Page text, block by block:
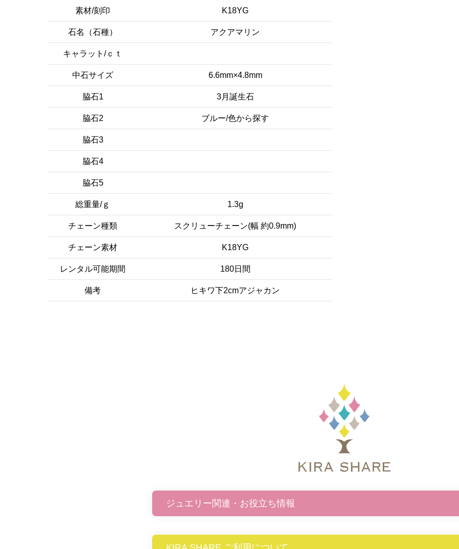
素材/刻印 K18YG
石名（石種） アクアマリン
キャラット/ｃｔ
中石サイズ 6.6mm×4.8mm
脇石1 3月誕生石
脇石2 ブルー/色から探す
脇石3
脇石4
脇石5
総重量/ｇ 1.3g
チェーン種類 スクリューチェーン(幅 約0.9mm)
チェーン素材 K18YG
レンタル可能期間 180日間
備考 ヒキワ下2cmアジャカン
ジュエリー関連・お役立ち情報